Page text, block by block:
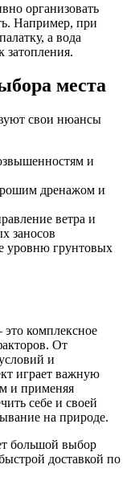
организовать
Например, при
а вода
затопления.
места
свои нюансы
и
дренажом и
ветра и
заносов
уровню грунтовых
комплексное
От
и
играет важную
и применяя
себе и своей
на природе.
большой выбор
доставкой по